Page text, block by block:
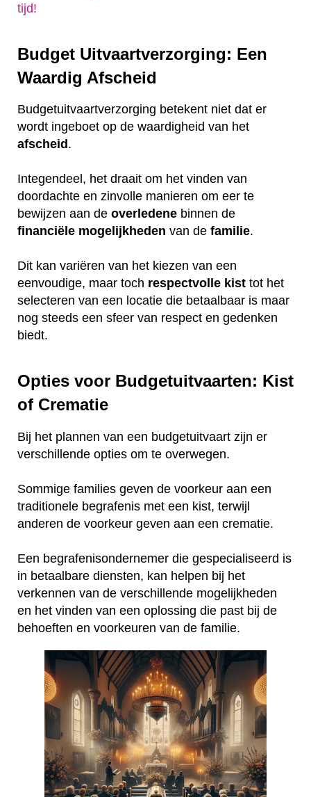
tijd!
Budget Uitvaartverzorging: Een
Waardig Afscheid
Budgetuitvaartverzorging betekent niet dat er
wordt ingeboet op de waardigheid van het
afscheid .
Integendeel, het draait om het vinden van
doordachte en zinvolle manieren om eer te
bewijzen aan de overledene binnen de
financiële mogelijkheden van de familie.
Dit kan variëren van het kiezen van een
eenvoudige, maar toch respectvolle kist tot het
selecteren van een locatie die betaalbaar is maar
nog steeds een sfeer van respect en gedenken
biedt.
Opties voor Budgetuitvaarten: Kist
of Crematie
Bij het plannen van een budgetuitvaart zijn er
verschillende opties om te overwegen.
Sommige families geven de voorkeur aan een
traditionele begrafenis met een kist, terwijl
anderen de voorkeur geven aan een crematie.
Een begrafenisondernemer die gespecialiseerd is
in betaalbare diensten, kan helpen bij het
verkennen van de verschillende mogelijkheden
en het vinden van een oplossing die past bij de
behoeften en voorkeuren van de familie.